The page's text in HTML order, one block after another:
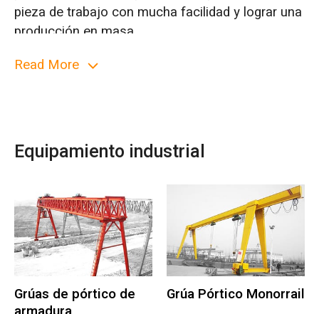
pieza de trabajo con mucha facilidad y lograr una
producción en masa.
El molino de prefabricación es el sitio donde se
para su instalación después del procesamiento y
la conformación. Se utiliza principalmente para
armado prefabricado, cimentación de carga
independiente de cimentación de columna de
acero de estructura de acero, cimentación de
carga de farola prefabricada y columna de
cartelera, losa de piso prefabricada, etc.
Read More
Equipamiento industrial
Grúas de pórtico de
Grúa Pórtico Monorrail